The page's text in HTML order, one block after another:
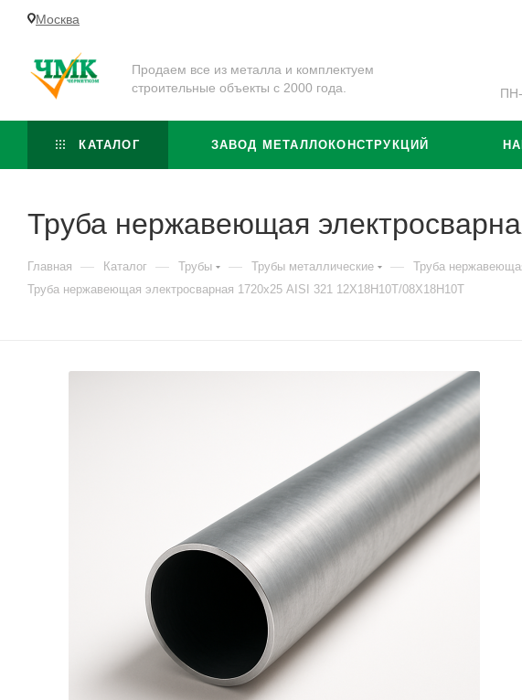
Москва
Продаем все из металла и комплектуем
строительные объекты с 2000 года.
КАТАЛОГ ЗАВОД МЕТАЛЛОКОНСТРУКЦИЙ
Труба нержавеющая
Главная — Каталог — Трубы — Трубы металлические — Труба
Труба нержавеющая электросварная 1720х25 AISI 321 12Х18Н10Т/08Х18Н10Т